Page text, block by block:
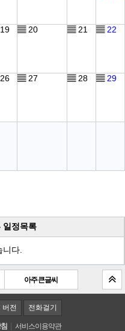
19 ▤ 20 ▤ 21 ▤ 22
26 ▤ 27 ▤ 28 ▤ 29
일정목록
다.
아주 큰 글씨
버전 전화걸기
서비스이용약관